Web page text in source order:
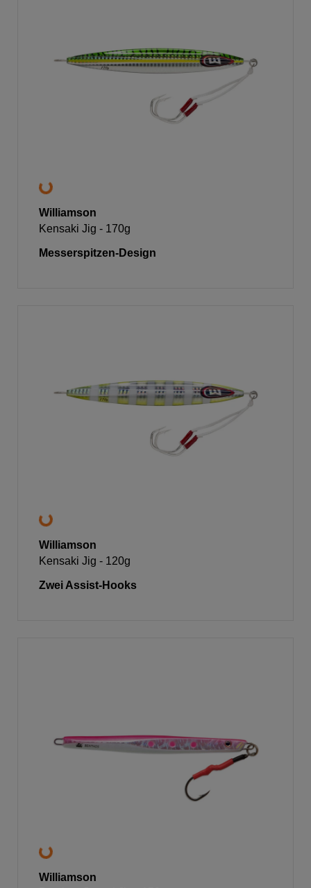
Williamson
Kensaki Jig - 170g
Messerspitzen-Design
Williamson
Kensaki Jig - 120g
Zwei Assist-Hooks
Williamson